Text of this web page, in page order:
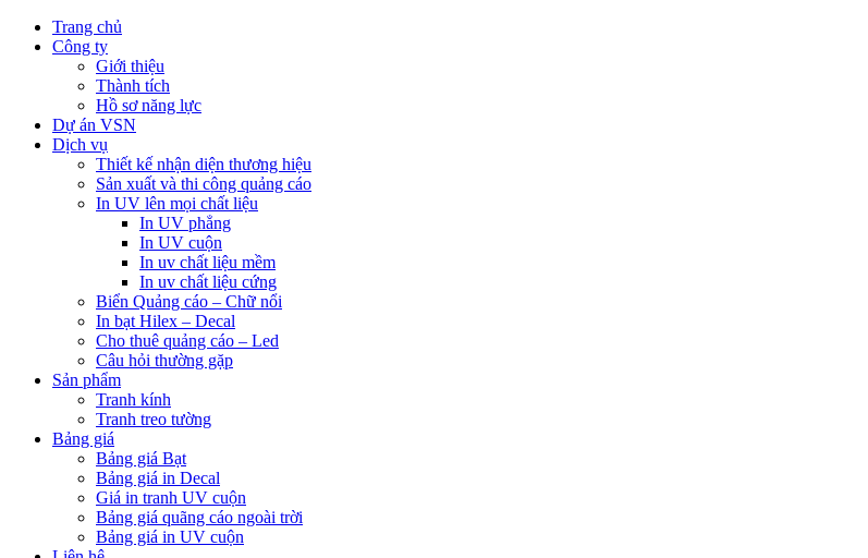
Trang chủ
Công ty
Giới thiệu
Thành tích
Hồ sơ năng lực
Dự án VSN
Dịch vụ
Thiết kế nhận diện thương hiệu
Sản xuất và thi công quảng cáo
In UV lên mọi chất liệu
In UV phẳng
In UV cuộn
In uv chất liệu mềm
In uv chất liệu cứng
Biển Quảng cáo – Chữ nổi
In bạt Hilex – Decal
Cho thuê quảng cáo – Led
Câu hỏi thường gặp
Sản phẩm
Tranh kính
Tranh treo tường
Bảng giá
Bảng giá Bạt
Bảng giá in Decal
Giá in tranh UV cuộn
Bảng giá quãng cáo ngoài trời
Bảng giá in UV cuộn